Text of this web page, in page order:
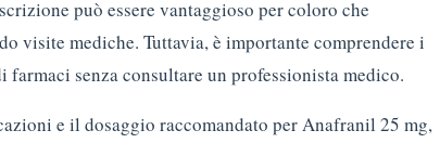
può essere vantaggioso per coloro che
visite mediche. Tuttavia, è importante comprendere i
senza consultare un professionista medico.
e il dosaggio raccomandato per Anafranil 25 mg,